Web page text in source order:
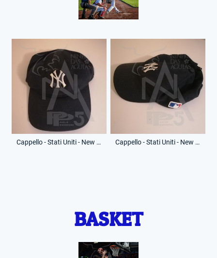
Cappello - Stati Uniti - New York Yankees - (Fronte) Cappello - Stati Uniti - New York Yankees - (Lato)
BASKET